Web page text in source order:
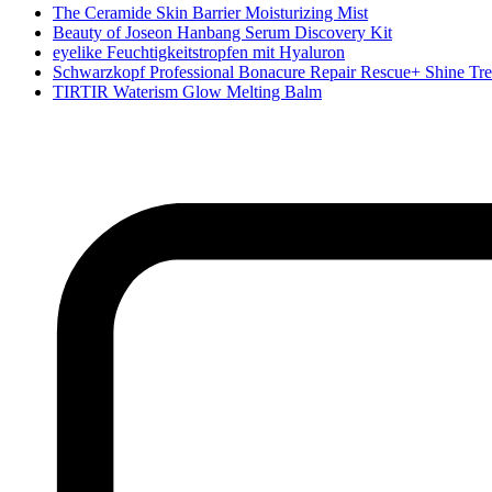
The Ceramide Skin Barrier Moisturizing Mist
Beauty of Joseon Hanbang Serum Discovery Kit
eyelike Feuchtigkeitstropfen mit Hyaluron
Schwarzkopf Professional Bonacure Repair Rescue+ Shine
TIRTIR Waterism Glow Melting Balm